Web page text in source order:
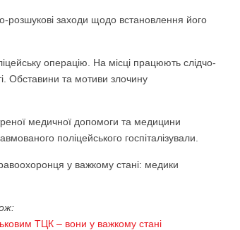
розшукові заходи щодо встановлення його
операцію. На місці працюють слідчо-
Обставини та мотиви злочину
медичної допомоги та медицини
поліцейського госпіталізували.
у важкому стані: медики
ТЦК – вони у важкому стані